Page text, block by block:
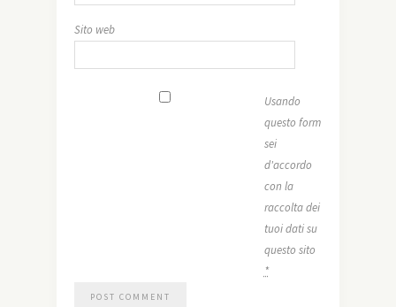
Sito web
Usando
questo form
sei
d'accordo
con la
raccolta dei
tuoi dati su
questo sito
*